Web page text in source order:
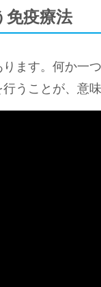
免疫療法
ます。何か一
うことが、意